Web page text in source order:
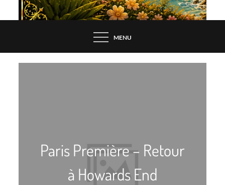
MENU
Paris Première – Retour
à Howards End